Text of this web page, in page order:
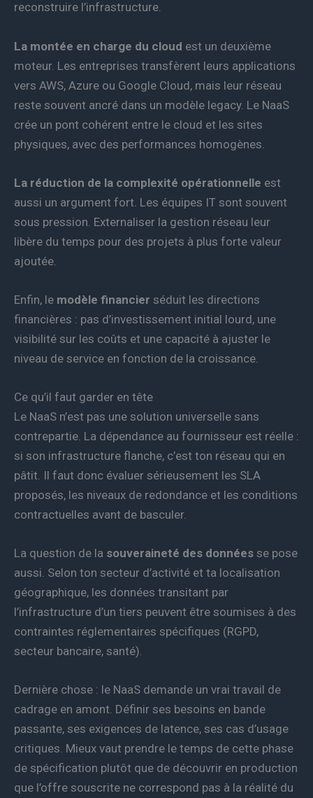
reconstruire l’infrastructure.
La montée en charge du cloud est un deuxième
moteur. Les entreprises transfèrent leurs applications
vers AWS, Azure ou Google Cloud, mais leur réseau
reste souvent ancré dans un modèle legacy. Le NaaS
crée un pont cohérent entre le cloud et les sites
physiques, avec des performances homogènes.
La réduction de la complexité opérationnelle est
aussi un argument fort. Les équipes IT sont souvent
sous pression. Externaliser la gestion réseau leur
libère du temps pour des projets à plus forte valeur
ajoutée.
Enfin, le modèle financier séduit les directions
financières : pas d’investissement initial lourd, une
visibilité sur les coûts et une capacité à ajuster le
niveau de service en fonction de la croissance.
Ce qu’il faut garder en tête
Le NaaS n’est pas une solution universelle sans
contrepartie. La dépendance au fournisseur est réelle :
si son infrastructure flanche, c’est ton réseau qui en
pâtit. Il faut donc évaluer sérieusement les SLA
proposés, les niveaux de redondance et les conditions
contractuelles avant de basculer.
La question de la souveraineté des données se pose
aussi. Selon ton secteur d’activité et ta localisation
géographique, les données transitant par
l’infrastructure d’un tiers peuvent être soumises à des
contraintes réglementaires spécifiques (RGPD,
secteur bancaire, santé).
Dernière chose : le NaaS demande un vrai travail de
cadrage en amont. Définir ses besoins en bande
passante, ses exigences de latence, ses cas d’usage
critiques. Mieux vaut prendre le temps de cette phase
de spécification plutôt que de découvrir en production
que l’offre souscrite ne correspond pas à la réalité du